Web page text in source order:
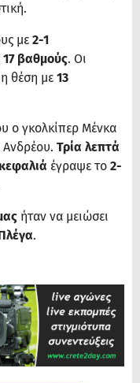
με 2-1
17 βαθμούς. Οι
θέση με 13
ο γκολκίπερ Μένκα
Ανδρέου. Τρία λεπτά
έγραψε το 2-
ήταν να μειώσει
.